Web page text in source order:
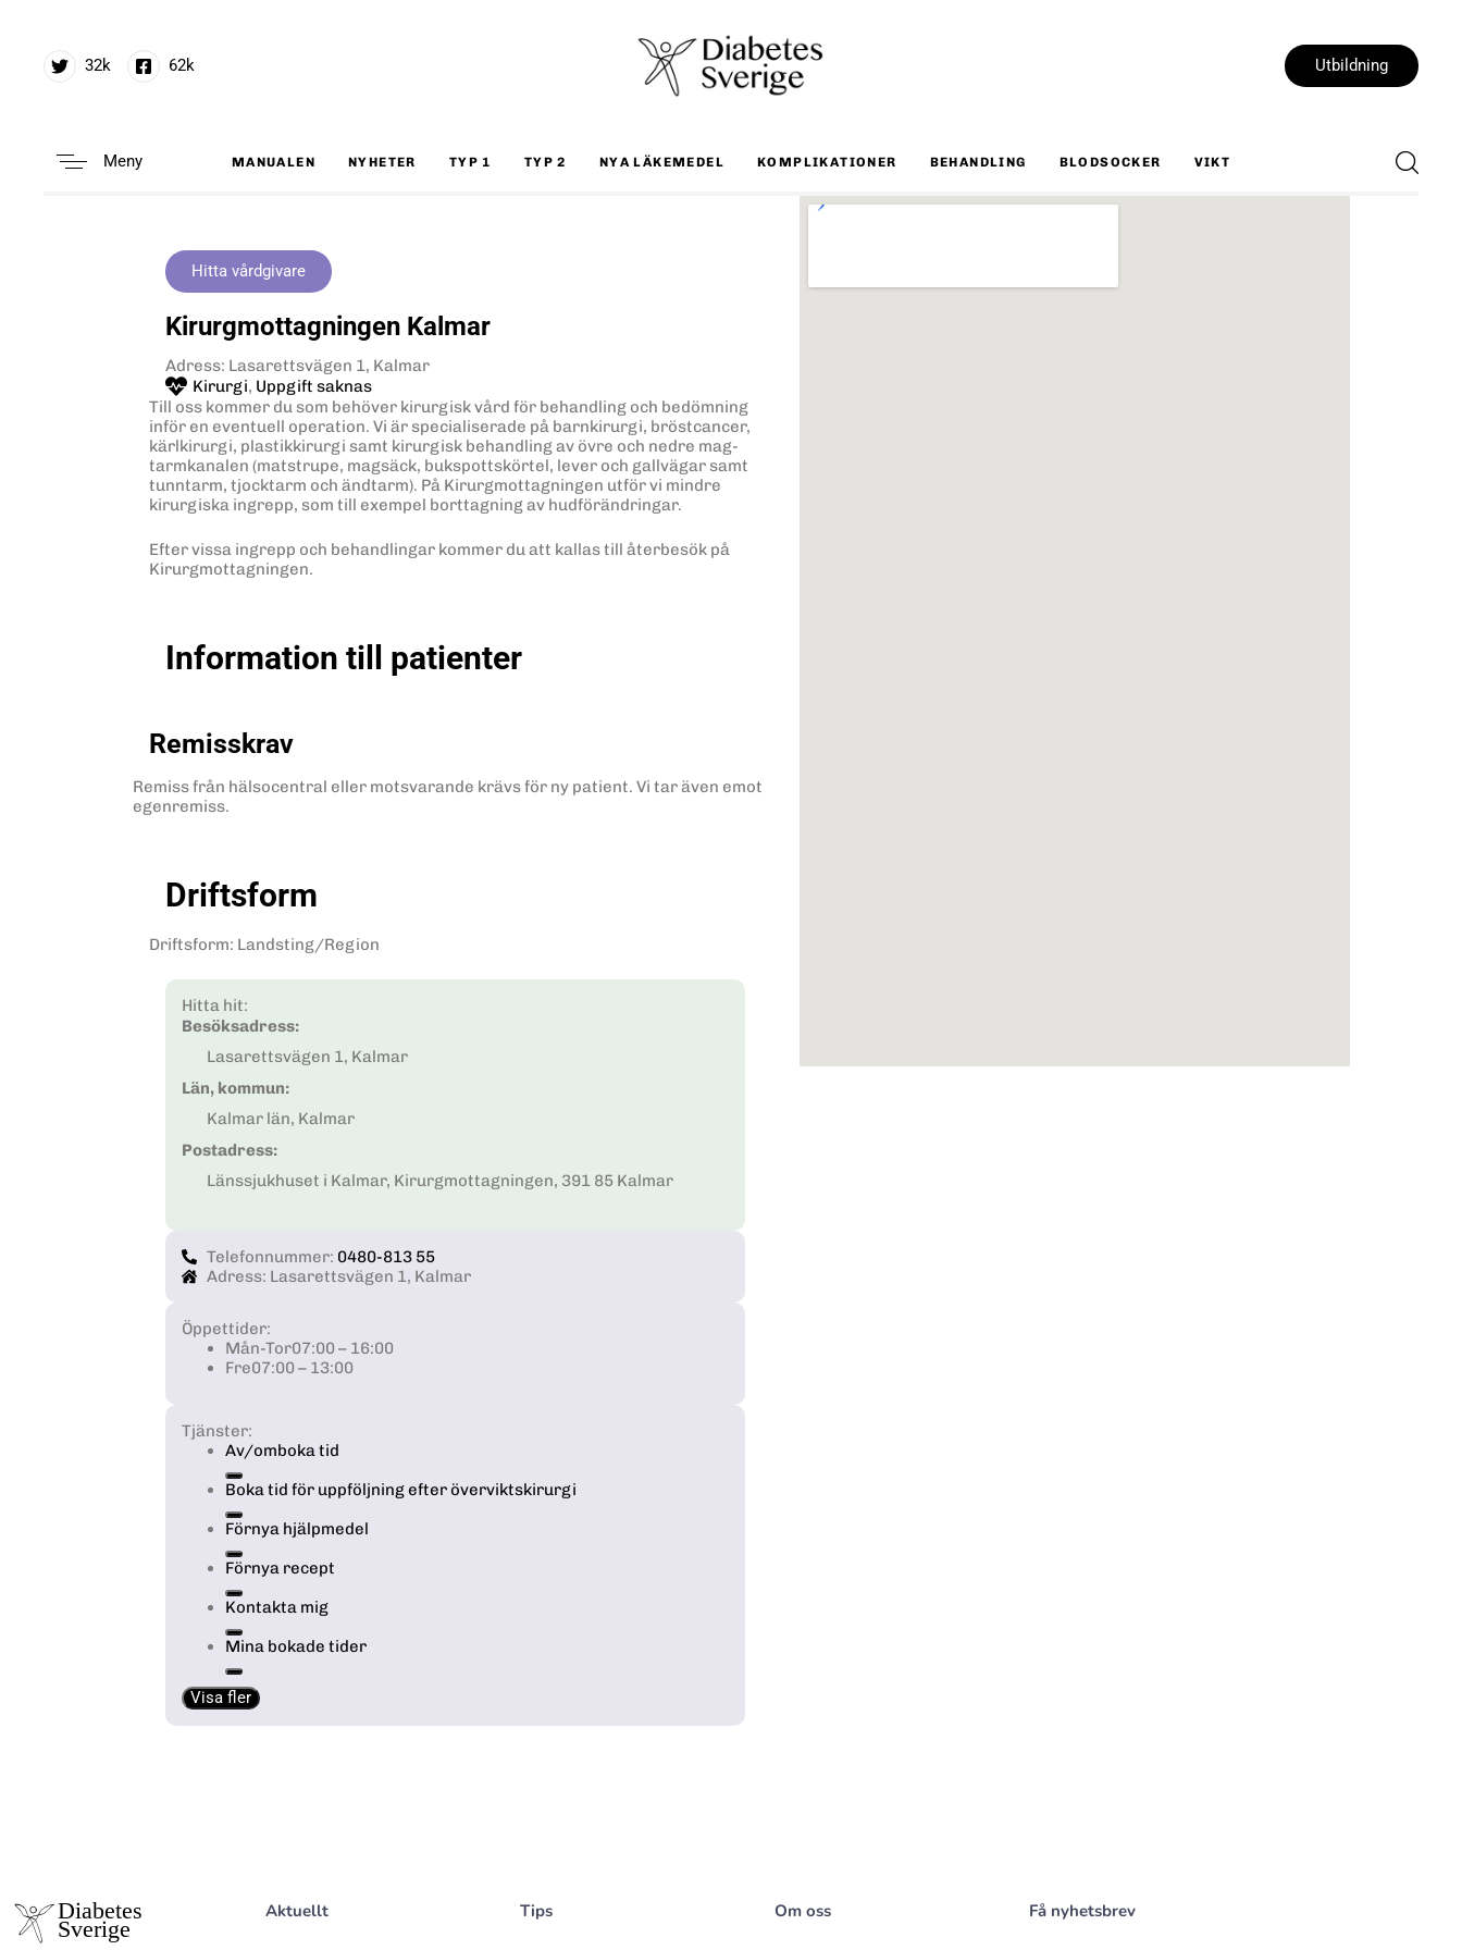
32k 62k Utbildning
Meny MANUALEN NYHETER TYP 1 TYP 2 NYA LÄKEMEDEL KOMPLIKATIONER BEHANDLING BLODSOCKER VIKT
Hitta vårdgivare
Kirurgmottagningen Kalmar
Adress: Lasarettsvägen 1, Kalmar
Kirurgi, Uppgift saknas
Till oss kommer du som behöver kirurgisk vård för behandling och bedömning
inför en eventuell operation. Vi är specialiserade på barnkirurgi, bröstcancer,
kärlkirurgi, plastikkirurgi samt kirurgisk behandling av övre och nedre mag-
tarmkanalen (matstrupe, magsäck, bukspottskörtel, lever och gallvägar samt
tunntarm, tjocktarm och ändtarm). På Kirurgmottagningen utför vi mindre
kirurgiska ingrepp, som till exempel borttagning av hudförändringar.
Efter vissa ingrepp och behandlingar kommer du att kallas till återbesök på
Kirurgmottagningen.
Information till patienter
Remisskrav
Remiss från hälsocentral eller motsvarande krävs för ny patient. Vi tar även emot
egenremiss.
Driftsform
Driftsform: Landsting/Region
Hitta hit:
Besöksadress:
Lasarettsvägen 1, Kalmar
Län, kommun:
Kalmar län, Kalmar
Postadress:
Länssjukhuset i Kalmar, Kirurgmottagningen, 391 85 Kalmar
Telefonnummer: 0480-813 55
Adress: Lasarettsvägen 1, Kalmar
Öppettider:
Mån-Tor07:00 – 16:00
Fre07:00 – 13:00
Tjänster:
Av/omboka tid
Boka tid för uppföljning efter överviktskirurgi
Förnya hjälpmedel
Förnya recept
Kontakta mig
Mina bokade tider
Visa fler
Aktuellt Tips Om oss Få nyhetsbrev